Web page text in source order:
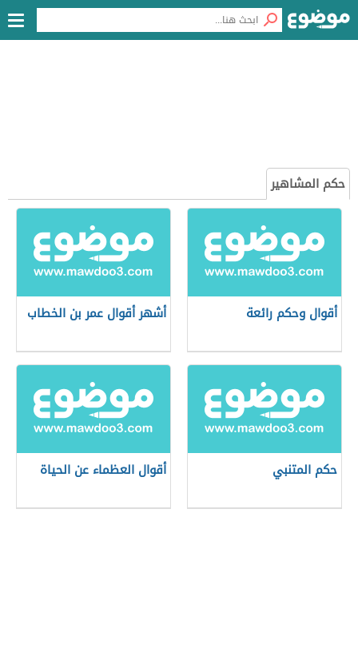
حكم المشاهير
أقوال وحكم رائعة أشهر أقوال عمر بن الخطاب
حكم المتنبي أقوال العظماء عن الحياة